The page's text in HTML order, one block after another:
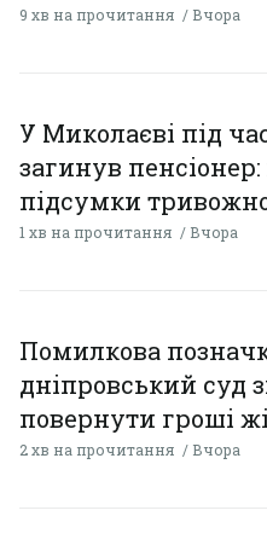
9 хв на прочитання Вчора
У Миколаєві під
загинув
підсумки
1 хв на прочитання Вчора
Помилкова
дніпровський суд
повернути гроші
2 хв на прочитання Вчора